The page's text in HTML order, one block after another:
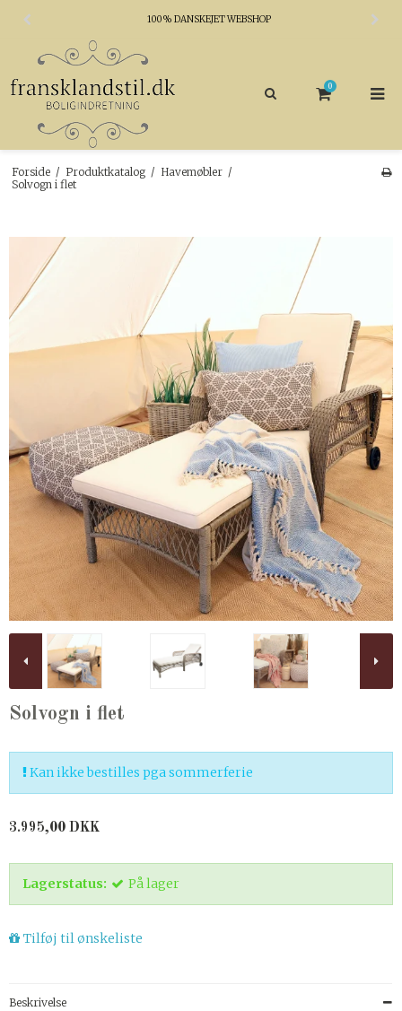
100% DANSKEJET WEBSHOP
0
Forside / Produktkatalog / Havemøbler /
Solvogn i flet
Solvogn i flet
Kan ikke bestilles pga sommerferie
3.995,00 DKK
Lagerstatus: På lager
Tilføj til ønskeliste
Beskrivelse